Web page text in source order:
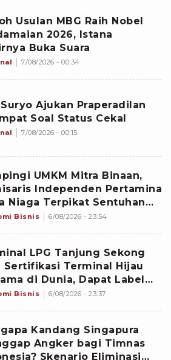
Usulan MBG Raih Nobel
2026, Istana
Buka Suara
7/08/2026 - 00:34
Ajukan Praperadilan
Soal Status Cekal
7/08/2026 - 00:15
UMKM Mitra Binaan,
Independen Pertamina
Niaga Terpikat Sentuhan
di Balik setiap Karya
Bisnis 6/08/2026 - 23:54
LPG Tanjung Sekong
Sertifikasi Terminal Hijau
di Dunia, Dapat Label
2
Bisnis 6/08/2026 - 23:37
Kandang Singapura
Angker bagi Timnas
Skenario Eliminasi